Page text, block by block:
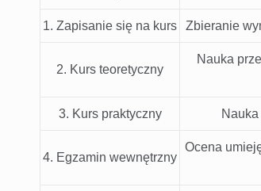
1. Zapisanie się na kurs Zbieranie
2. Kurs teoretyczny
Nauka
3. Kurs praktyczny
4. Egzamin wewnętrzny
Ocena